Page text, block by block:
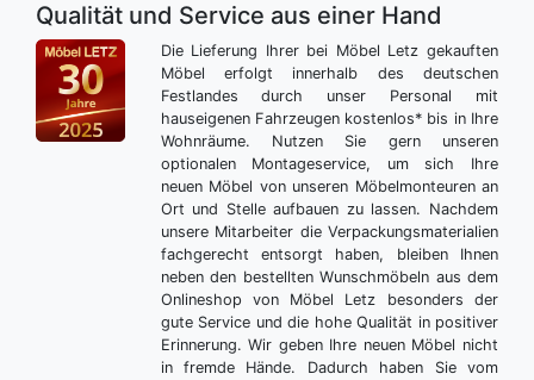
Qualität und Service aus einer Hand
Die Lieferung Ihrer bei Möbel Letz gekauften
Möbel erfolgt innerhalb des deutschen
Festlandes durch unser Personal mit
hauseigenen Fahrzeugen kostenlos* bis in Ihre
Wohnräume. Nutzen Sie gern unseren
optionalen Montageservice, um sich Ihre
neuen Möbel von unseren Möbelmonteuren an
Ort und Stelle aufbauen zu lassen. Nachdem
unsere Mitarbeiter die Verpackungsmaterialien
fachgerecht entsorgt haben, bleiben Ihnen
neben den bestellten Wunschmöbeln aus dem
Onlineshop von Möbel Letz besonders der
gute Service und die hohe Qualität in positiver
Erinnerung. Wir geben Ihre neuen Möbel nicht
in fremde Hände. Dadurch haben Sie vom